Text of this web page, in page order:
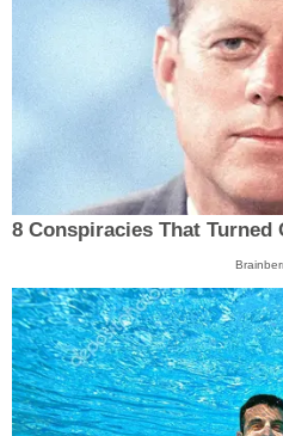
8 Conspiracies That Turned